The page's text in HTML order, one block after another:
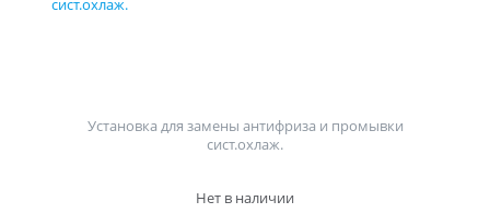
Установка для замены антифриза и промывки
сист.охлаж.
Нет в наличии